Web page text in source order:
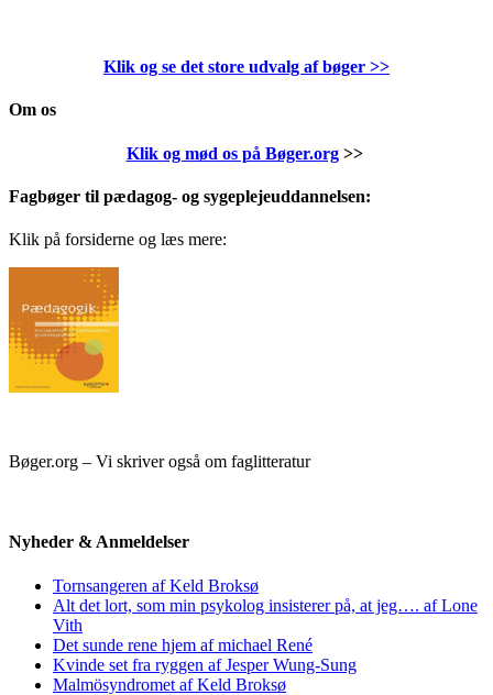
Klik og se det store udvalg af bøger >>
Om os
Klik og mød os på Bøger.org>>
Fagbøger til pædagog- og sygeplejeuddannelsen:
Klik på forsiderne og læs mere:
Bøger.org – Vi skriver også om faglitteratur
Nyheder & Anmeldelser
Tornsangeren af Keld Broksø
Alt det lort, som min psykolog insisterer på, at jeg…. af Lone
Vith
Det sunde rene hjem af michael René
Kvinde set fra ryggen af Jesper Wung-Sung
Malmösyndromet af Keld Broksø